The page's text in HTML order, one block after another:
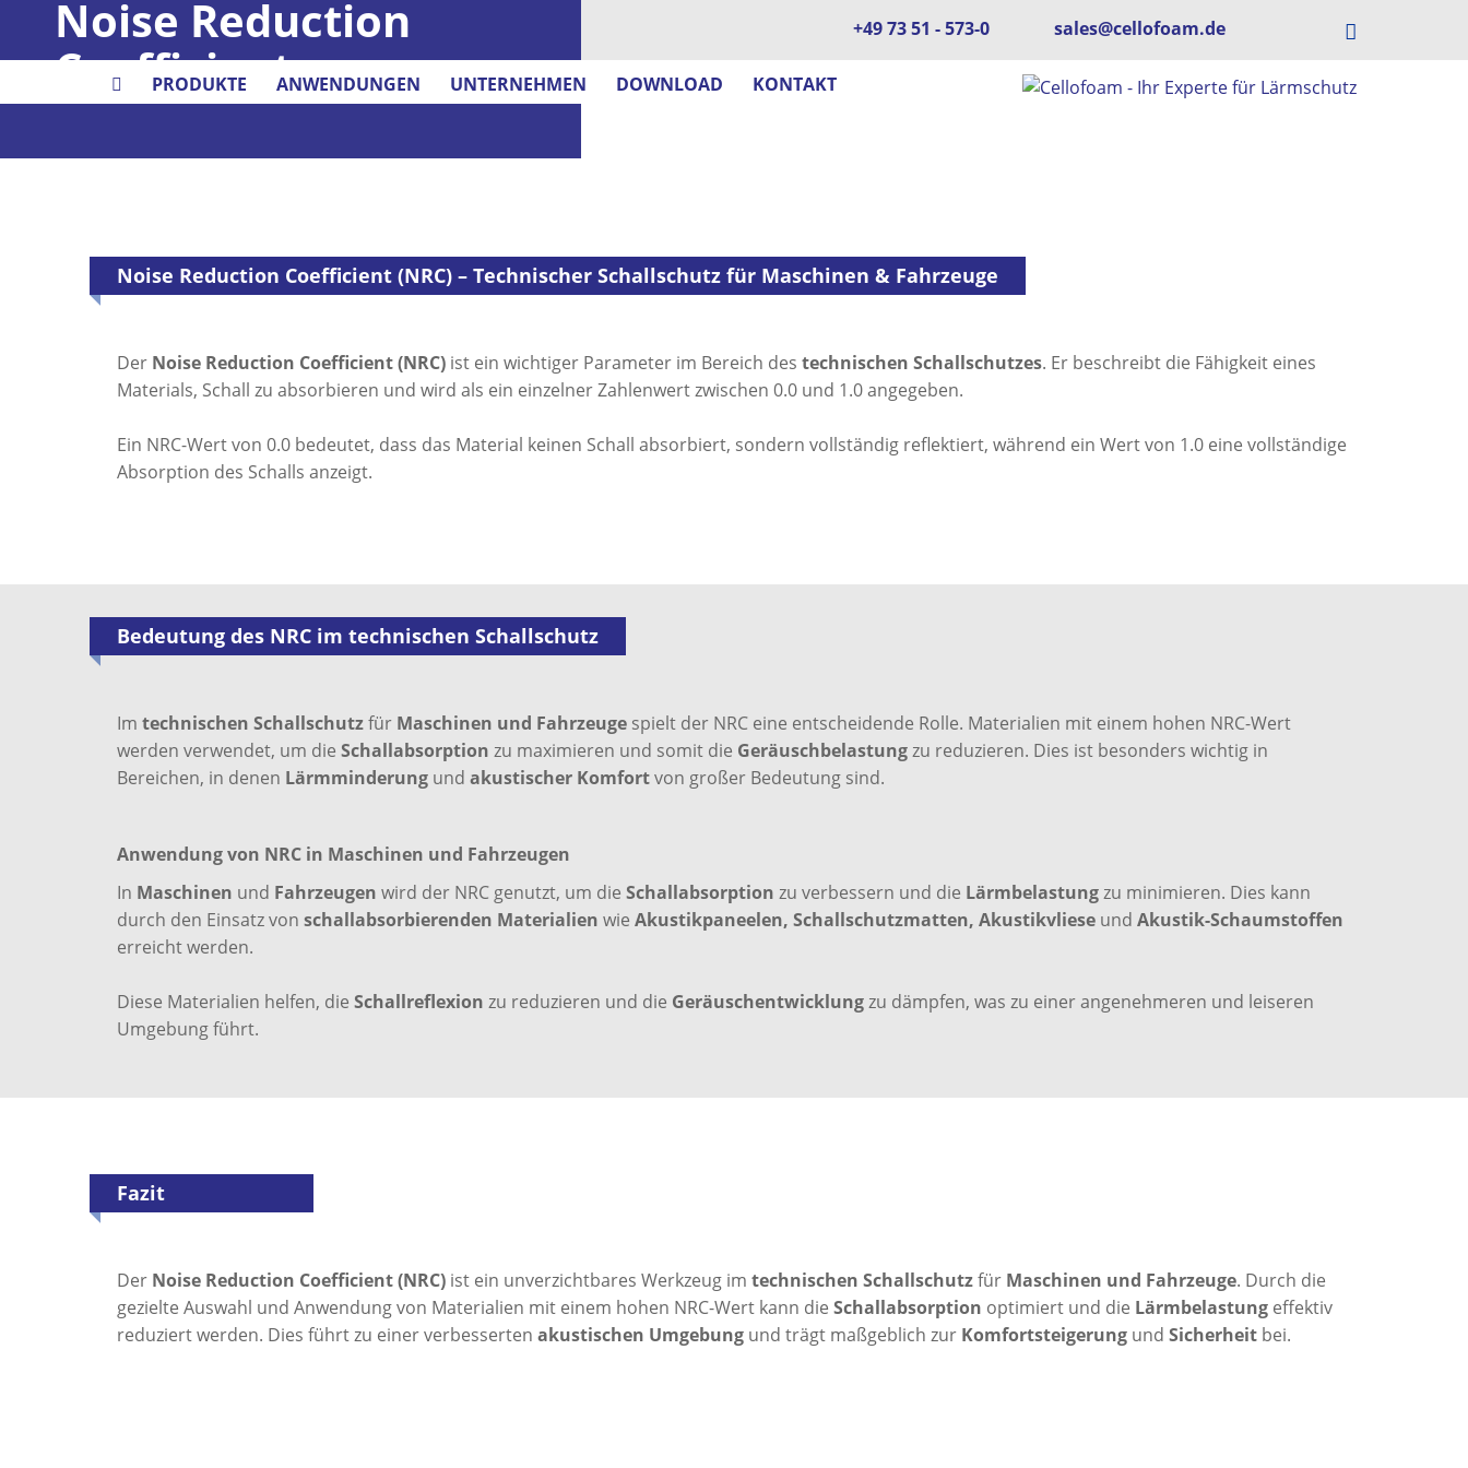
+49 73 51 - 573-0 sales@cellofoam.de
PRODUKTE ANWENDUNGEN UNTERNEHMEN DOWNLOAD KONTAKT
Noise Reduction
Coefficient
Noise Reduction Coefficient (NRC) – Technischer Schallschutz für Maschinen & Fahrzeuge
Der Noise Reduction Coefficient (NRC) ist ein wichtiger Parameter im Bereich des technischen Schallschutzes. Er beschreibt die Fähigkeit eines
Materials, Schall zu absorbieren und wird als ein einzelner Zahlenwert zwischen 0.0 und 1.0 angegeben.
Ein NRC-Wert von 0.0 bedeutet, dass das Material keinen Schall absorbiert, sondern vollständig reflektiert, während ein Wert von 1.0 eine vollständige
Absorption des Schalls anzeigt.
Bedeutung des NRC im technischen Schallschutz
Im technischen Schallschutzfür Maschinen und Fahrzeuge spielt der NRC eine entscheidende Rolle. Materialien mit einem hohen NRC-Wert
werden verwendet, um die Schallabsorption zu maximieren und somit die Geräuschbelastungzu reduzieren. Dies ist besonders wichtig in
Bereichen, in denen Lärmminderung und akustischer Komfortvon großer Bedeutung sind.
Anwendung von NRC in Maschinen und Fahrzeugen
In Maschinen und Fahrzeugen wird der NRC genutzt, um die Schallabsorption zu verbessern und die Lärmbelastungzu minimieren. Dies kann
durch den Einsatz von schallabsorbierenden Materialien wie Akustikpaneelen, Schallschutzmatten, Akustikvliese und Akustik-Schaumstoffen
erreicht werden.
Diese Materialien helfen, die Schallreflexion zu reduzieren und die Geräuschentwicklungzu dämpfen, was zu einer angenehmeren und leiseren
Umgebung führt.
Fazit
Der Noise Reduction Coefficient (NRC) ist ein unverzichtbares Werkzeug im technischen Schallschutzfür Maschinen und Fahrzeuge. Durch die
gezielte Auswahl und Anwendung von Materialien mit einem hohen NRC-Wert kann die Schallabsorption optimiert und die Lärmbelastung effektiv
reduziert werden. Dies führt zu einer verbesserten akustischen Umgebung und trägt maßgeblich zur Komfortsteigerung und Sicherheit bei.